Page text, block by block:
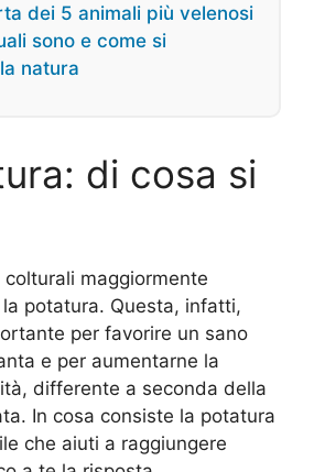
dei 5 animali più velenosi
sono e come si
natura
di cosa si
maggiormente
potatura. Questa, infatti,
per favorire un sano
e per aumentarne la
differente a seconda della
In cosa consiste la potatura
che aiuti a raggiungere